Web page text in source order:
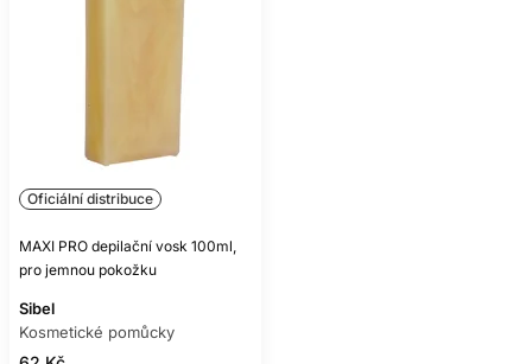
Oficiální distribuce
MAXI PRO depilační vosk 100ml,
pro jemnou pokožku
Sibel
Kosmetické pomůcky